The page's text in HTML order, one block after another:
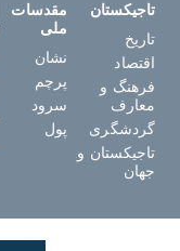
تاجیکستان
تاریخ
اقتصاد
فرهنگ و
معارف
گردشگری
تاجیکستان و
جهان
مقدسات
ملی
نشان
پرچم
سرود
پول